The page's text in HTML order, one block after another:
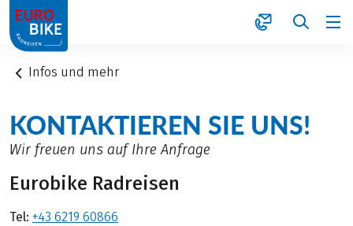
1
Infos und mehr
KONTAKTIEREN SIE UNS!
Wir freuen uns auf Ihre Anfrage
Eurobike Radreisen
Tel: +43 6219 60866